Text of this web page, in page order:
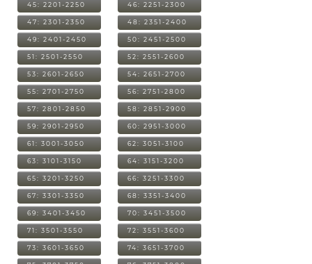
45: 2201-2250 46: 2251-2300
47: 2301-2350 48: 2351-2400
49: 2401-2450 50: 2451-2500
51: 2501-2550 52: 2551-2600
53: 2601-2650 54: 2651-2700
55: 2701-2750 56: 2751-2800
57: 2801-2850 58: 2851-2900
59: 2901-2950 60: 2951-3000
61: 3001-3050 62: 3051-3100
63: 3101-3150 64: 3151-3200
65: 3201-3250 66: 3251-3300
67: 3301-3350 68: 3351-3400
69: 3401-3450 70: 3451-3500
71: 3501-3550 72: 3551-3600
73: 3601-3650 74: 3651-3700